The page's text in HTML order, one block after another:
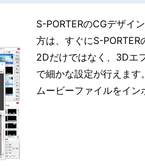
S-PORTERのCGデザイ
方は、すぐにS-PORTER
2Dだけではなく、3Dエ
で細かな設定が行えます
ムービーファイルをイ